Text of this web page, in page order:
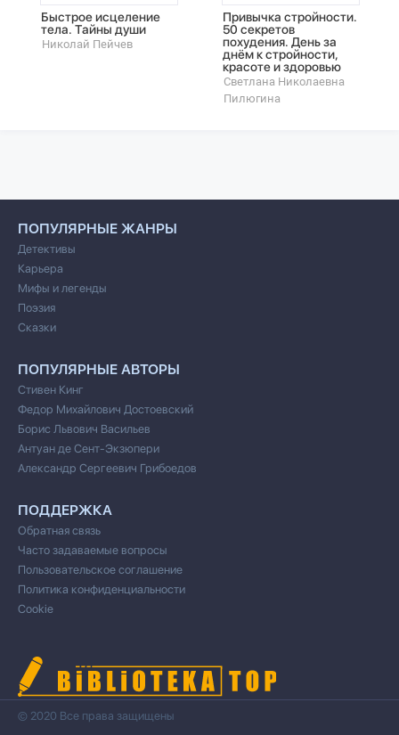
Быстрое исцеление
тела. Тайны души
Николай Пейчев
Привычка стройности.
50 секретов
похудения. День за
днём к стройности,
красоте и здоровью
Светлана Николаевна
Пилюгина
ПОПУЛЯРНЫЕ ЖАНРЫ
Детективы
Карьера
Мифы и легенды
Поэзия
Сказки
ПОПУЛЯРНЫЕ АВТОРЫ
Стивен Кинг
Федор Михайлович Достоевский
Борис Львович Васильев
Антуан де Сент-Экзюпери
Александр Сергеевич Грибоедов
ПОДДЕРЖКА
Обратная связь
Часто задаваемые вопросы
Пользовательское соглашение
Политика конфиденциальности
Cookie
© 2020 Все права защищены